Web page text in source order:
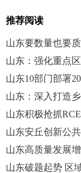
推荐阅读
山东要数量也要
山东：强化重点
山东10部门部署
山东：深入打造
山东积极抢抓
山东高质量发展
山东破题起势 区